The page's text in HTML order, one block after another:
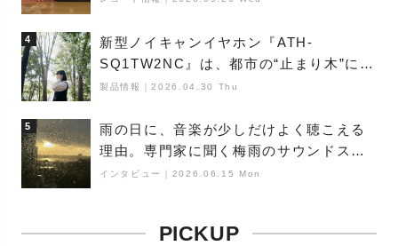
4
新型ノイキャンイヤホン『ATH-
SQ1TW2NC』は、都市の“止まり木”にな
り得るーシンガーソングライター浮
製品情報 ｜2026.04.30 Thu
5
雨の日に、音楽が少しだけよく聴こえる
理由。専門家に聞く梅雨のサウンドス
ケープ
インタビュー 2026.06.15 Mon
PICKUP